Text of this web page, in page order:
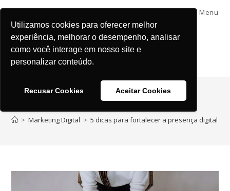
Utilizamos cookies para oferecer melhor
experiência, melhorar o desempenho, analisar
como você interage em nosso site e
personalizar conteúdo.
Recusar Cookies Aceitar Cookies
Menu
> Marketing Digital > 5 dicas para fortalecer a presença digital